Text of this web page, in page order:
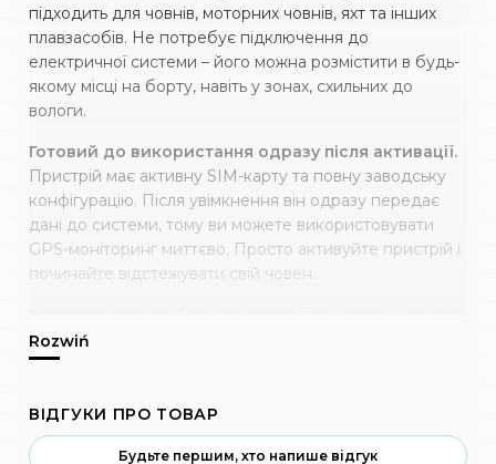
підходить для човнів, моторних човнів, яхт та інших
плавзасобів. Не потребує підключення до
електричної системи – його можна розмістити в будь-
якому місці на борту, навіть у зонах, схильних до
вологи.
Готовий до використання одразу після активації.
Пристрій має активну SIM-карту та повну заводську
конфігурацію. Після увімкнення він одразу передає
дані до системи, тому ви можете використовувати
GPS-моніторинг миттєво. Просто активуйте пристрій і
починайте відстежувати свій човен.
власністю – ми не стягуємо щомісячних плат. Просто
оберіть термін роботи (1 рік, 2 роки або 3 роки). До
продовжити його активність. Продукт має гарантію.
GPS-моніторинг і повний контроль. У ціну
ВІДГУКИ ПРО ТОВАР
Будьте першим, хто напише відгук